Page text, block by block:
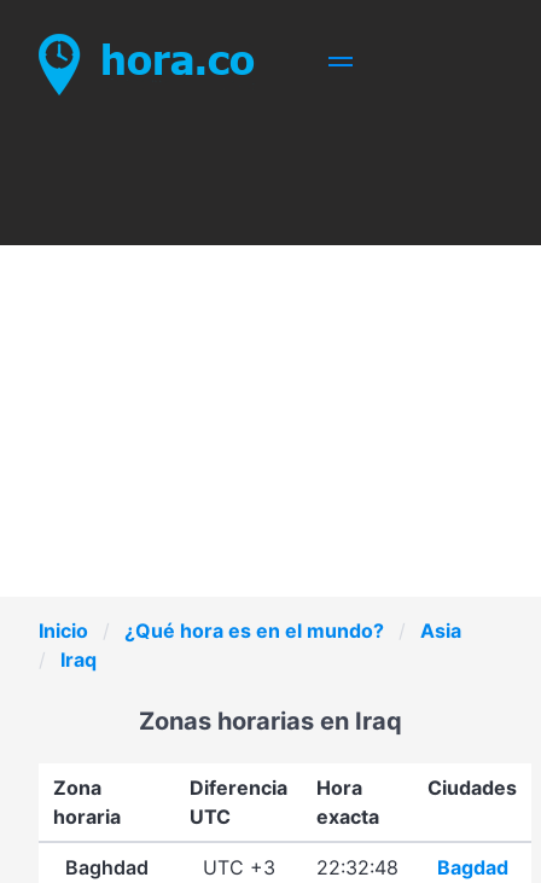
Inicio ¿Qué hora es en el mundo?
Asia
Iraq
Zonas horarias en Iraq
Zona
horaria
Diferencia
UTC
Hora
exacta
Ciudades
Baghdad UTC +3 22:32:48
Bagdad